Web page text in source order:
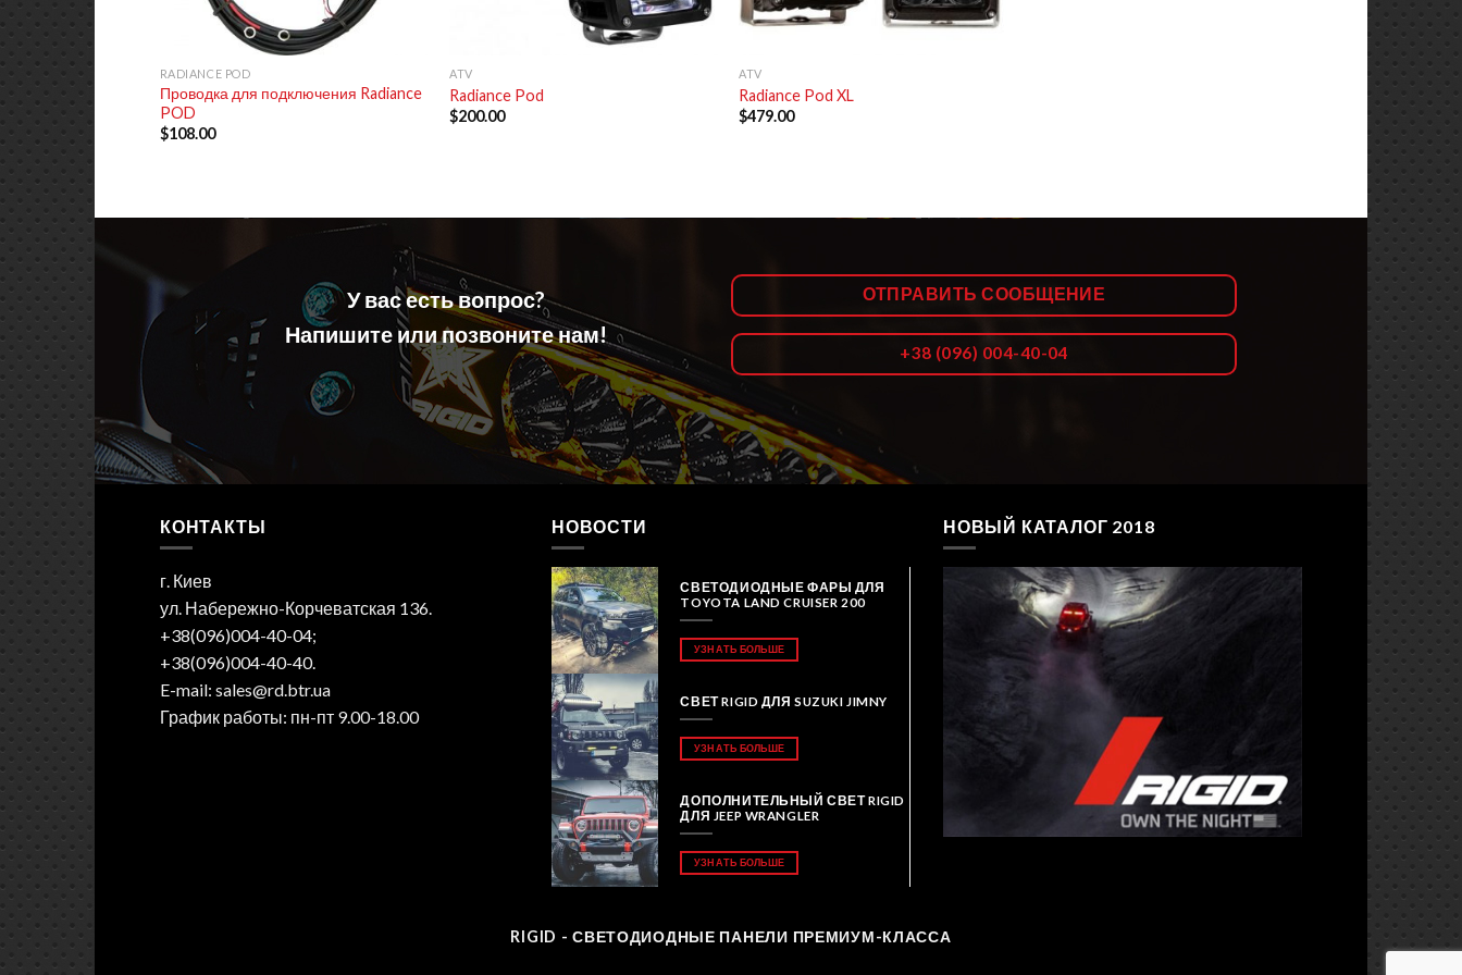
RADIANCE POD
Проводка для подключения Radiance
POD
$108.00
ATV
Radiance Pod
$200.00
ATV
Radiance Pod XL
$479.00
У вас есть вопрос?
Напишите или позвоните нам!
ОТПРАВИТЬ СООБЩЕНИЕ
+38 (096) 004-40-04
КОНТАКТЫ
г. Киев
ул. Набережно-Корчеватская 136.
+38(096)004-40-04;
+38(096)004-40-40.
E-mail: sales@rd.btr.ua
График работы: пн-пт 9.00-18.00
НОВОСТИ
СВЕТОДИОДНЫЕ ФАРЫ ДЛЯ
TOYOTA LAND CRUISER 200
УЗНАТЬ БОЛЬШЕ
СВЕТ RIGID ДЛЯ SUZUKI JIMNY
УЗНАТЬ БОЛЬШЕ
ДОПОЛНИТЕЛЬНЫЙ СВЕТ RIGID
ДЛЯ JEEP WRANGLER
УЗНАТЬ БОЛЬШЕ
НОВЫЙ КАТАЛОГ 2018
RIGID - СВЕТОДИОДНЫЕ ПАНЕЛИ ПРЕМИУМ-КЛАССА